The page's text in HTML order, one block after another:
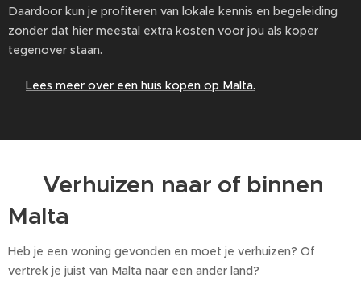
Daardoor kun je profiteren van lokale kennis en begeleiding
zonder dat hier meestal extra kosten voor jou als koper
tegenover staan.
Lees meer over een huis kopen op Malta.
🚛 Verhuizen naar of binnen
Malta
Heb je een woning gevonden en moet je verhuizen? Of
vertrek je juist van Malta naar een ander land?